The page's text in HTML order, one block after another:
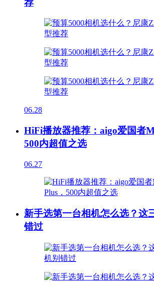
06.28
HiFi播放器推荐：aigo爱国者
500内超值之选
06.27
新手选第一台相机怎么选？这
错过